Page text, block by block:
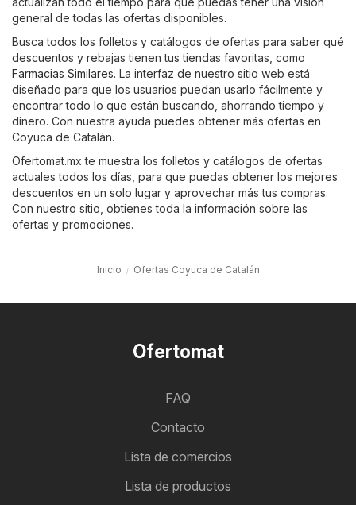
general de todas las ofertas disponibles.
Busca todos los folletos y catálogos de ofertas para saber qué
descuentos y rebajas tienen tus tiendas favoritas, como
Farmacias Similares. La interfaz de nuestro sitio web está
diseñado para que los usuarios puedan usarlo fácilmente y
encontrar todo lo que están buscando, ahorrando tiempo y
dinero. Con nuestra ayuda puedes obtener más ofertas en
Coyuca de Catalán.
Ofertomat.mx te muestra los folletos y catálogos de ofertas
actuales todos los días, para que puedas obtener los mejores
descuentos en un solo lugar y aprovechar más tus compras.
Con nuestro sitio, obtienes toda la información sobre las
ofertas y promociones.
Inicio Ofertas Coyuca de Catalán
Ofertomat
FAQ
Contacto
Lista de comercios
Lista de productos